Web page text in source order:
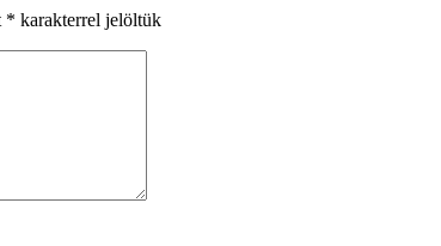
* karakterrel jelöltük